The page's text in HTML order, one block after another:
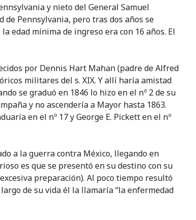
y nieto del General Samuel
de Pennsylvania, pero tras dos años se
edad mínima de ingreso era con 16 años. El
por Dennis Hart Mahan (padre de Alfred
militares del s. XIX. Y allí haría amistad
se graduó en 1846 lo hizo en el nº 2 de su
y no ascendería a Mayor hasta 1863.
en el nº 17 y George E. Pickett en el nº
a la guerra contra México, llegando en
es que se presentó en su destino con su
preparación). Al poco tiempo resultó
de su vida él la llamaría “la enfermedad